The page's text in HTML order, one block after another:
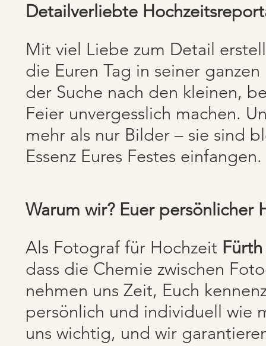
Detailverliebte
Mit viel Liebe zum Detail
die Euren Tag in seiner
der Suche nach den kleinen,
Feier unvergesslich machen.
mehr als nur Bilder – sie sind
Essenz Eures Festes einfangen.
Warum wir? Euer persönlicher
Als Fotograf für Hochzeit Fürth
dass die Chemie zwischen
nehmen uns Zeit, Euch
persönlich und individuell wie
uns wichtig, und wir